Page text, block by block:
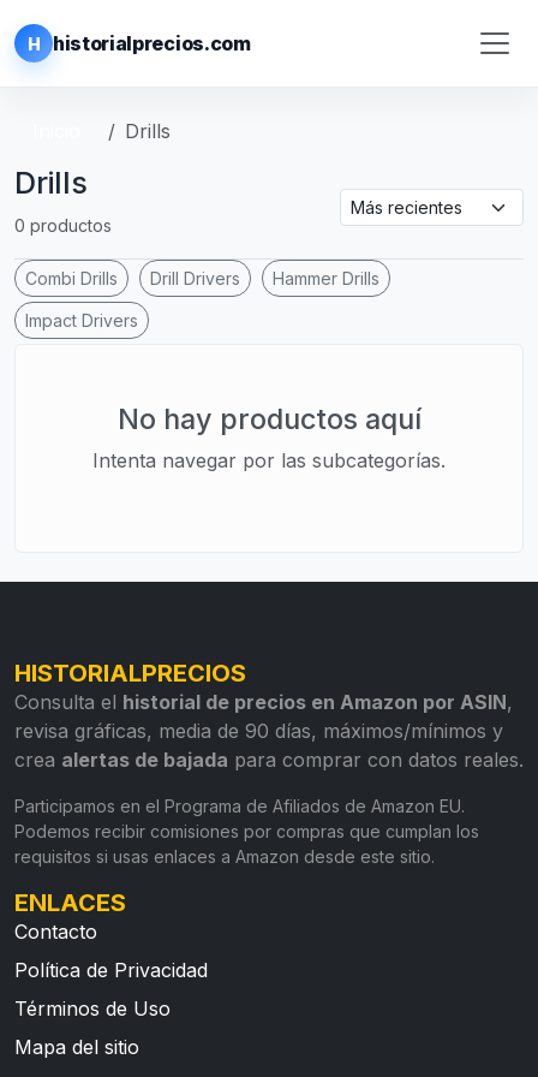
H historialprecios.com
Drills
Drills
0 productos
Combi Drills Drill Drivers Hammer Drills
Impact Drivers
No hay productos aquí
Intenta navegar por las subcategorías.
HISTORIALPRECIOS
Consulta el historial de precios en Amazon por ASIN,
revisa gráficas, media de 90 días, máximos/mínimos y
crea alertas de bajada para comprar con datos reales.
Participamos en el Programa de Afiliados de Amazon EU.
Podemos recibir comisiones por compras que cumplan los
requisitos si usas enlaces a Amazon desde este sitio.
ENLACES
Contacto
Política de Privacidad
Términos de Uso
Mapa del sitio